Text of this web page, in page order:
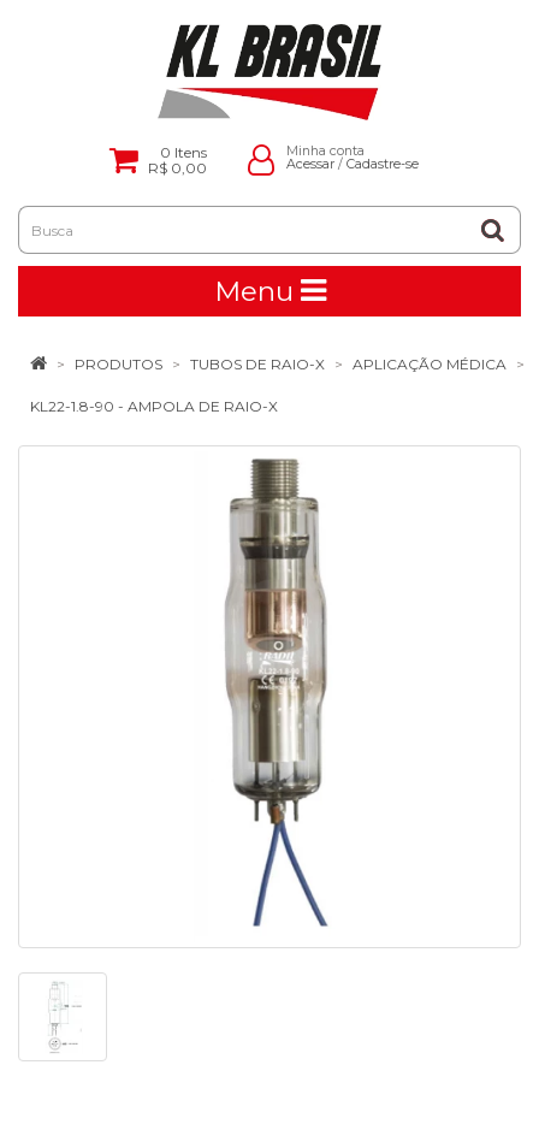
0 Itens
R$ 0,00
Minha conta
Acessar/ Cadastre-se
Menu
PRODUTOS TUBOS DE RAIO-X APLICAÇÃO MÉDICA
KL22-1.8-90 - AMPOLA DE RAIO-X